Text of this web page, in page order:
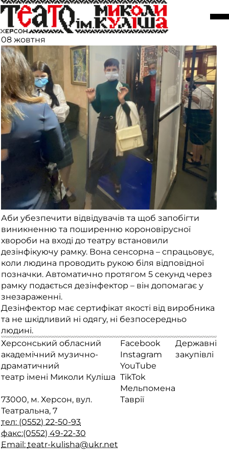
На вході до театру встановили
дезінфікуючу рамку
08 жовтня
Аби убезпечити відвідувачів та щоб запобігти
виникненню та поширенню короновірусної
хвороби на вході до театру встановили
дезінфікуючу рамку. Вона сенсорна – спрацьовує,
коли людина проводить рукою біля відповідної
позначки. Автоматично протягом 5 секунд через
рамку подається дезінфектор – він допомагає у
знезараженні.
Дезінфектор має сертифікат якості від виробника
та не шкідливий ні одягу, ні безпосередньо
людині.
Херсонський обласний
академічний музично-
драматичний
театр імені Миколи Куліша
73000, м. Херсон, вул.
Театральна, 7
тел: (0552) 22-50-93
факс:(0552) 49-22-30
Email: teatr-kulisha@ukr.net
Facebook
Instagram
YouTube
TikTok
Мельпомена
Таврії
Державні
закупівлі